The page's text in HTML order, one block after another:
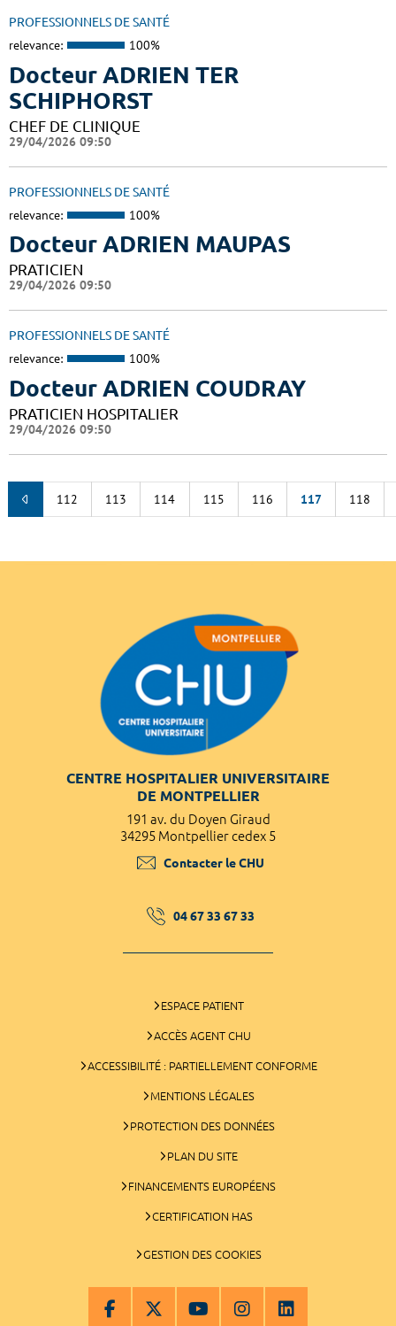
PROFESSIONNELS DE SANTÉ
relevance: 100%
Docteur ADRIEN TER
SCHIPHORST
CHEF DE CLINIQUE
29/04/2026 09:50
PROFESSIONNELS DE SANTÉ
relevance: 100%
Docteur ADRIEN MAUPAS
PRATICIEN
29/04/2026 09:50
PROFESSIONNELS DE SANTÉ
relevance: 100%
Docteur ADRIEN COUDRAY
PRATICIEN HOSPITALIER
29/04/2026 09:50
112 113 114 115 116 117 118
CENTRE HOSPITALIER UNIVERSITAIRE
DE MONTPELLIER
191 av. du Doyen Giraud
34295 Montpellier cedex 5
Contacter le CHU
04 67 33 67 33
ESPACE PATIENT
ACCÈS AGENT CHU
ACCESSIBILITÉ : PARTIELLEMENT CONFORME
MENTIONS LÉGALES
PROTECTION DES DONNÉES
PLAN DU SITE
FINANCEMENTS EUROPÉENS
CERTIFICATION HAS
GESTION DES COOKIES